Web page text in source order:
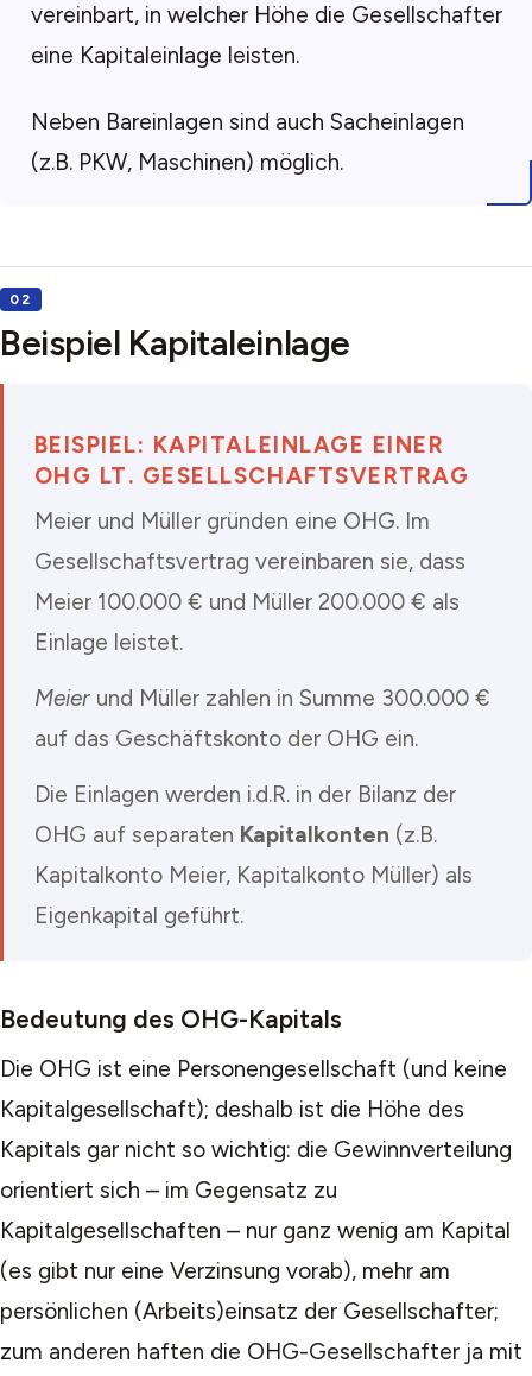
vereinbart, in welcher Höhe die Gesellschafter
eine Kapitaleinlage leisten.
Neben Bareinlagen sind auch Sacheinlagen
(z.B. PKW, Maschinen) möglich.
Beispiel Kapitaleinlage
BEISPIEL: KAPITALEINLAGE EINER
OHG LT. GESELLSCHAFTSVERTRAG
Meier und Müller gründen eine OHG. Im
Gesellschaftsvertrag vereinbaren sie, dass
Meier 100.000 € und Müller 200.000 € als
Einlage leistet.
Meierund Müllerzahlen in Summe 300.000 €
auf das Geschäftskonto der OHG ein.
Die Einlagen werden i.d.R. in der Bilanz der
OHG auf separaten Kapitalkonten (z.B.
Kapitalkonto Meier, Kapitalkonto Müller) als
Eigenkapital geführt.
Bedeutung des OHG-Kapitals
Die OHG ist eine Personengesellschaft (und keine
Kapitalgesellschaft); deshalb ist die Höhe des
Kapitals gar nicht so wichtig: die Gewinnverteilung
orientiert sich – im Gegensatz zu
Kapitalgesellschaften – nur ganz wenig am Kapital
(es gibt nur eine Verzinsung vorab), mehr am
persönlichen (Arbeits)einsatz der Gesellschafter;
zum anderen haften die OHG-Gesellschafter ja mit